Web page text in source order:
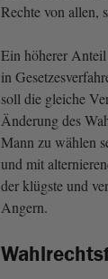
Rechte von allen,
Ein höherer Anteil
in
soll die gleiche
Änderung des
Mann zu wählen
und mit
der klügste und
Angern.